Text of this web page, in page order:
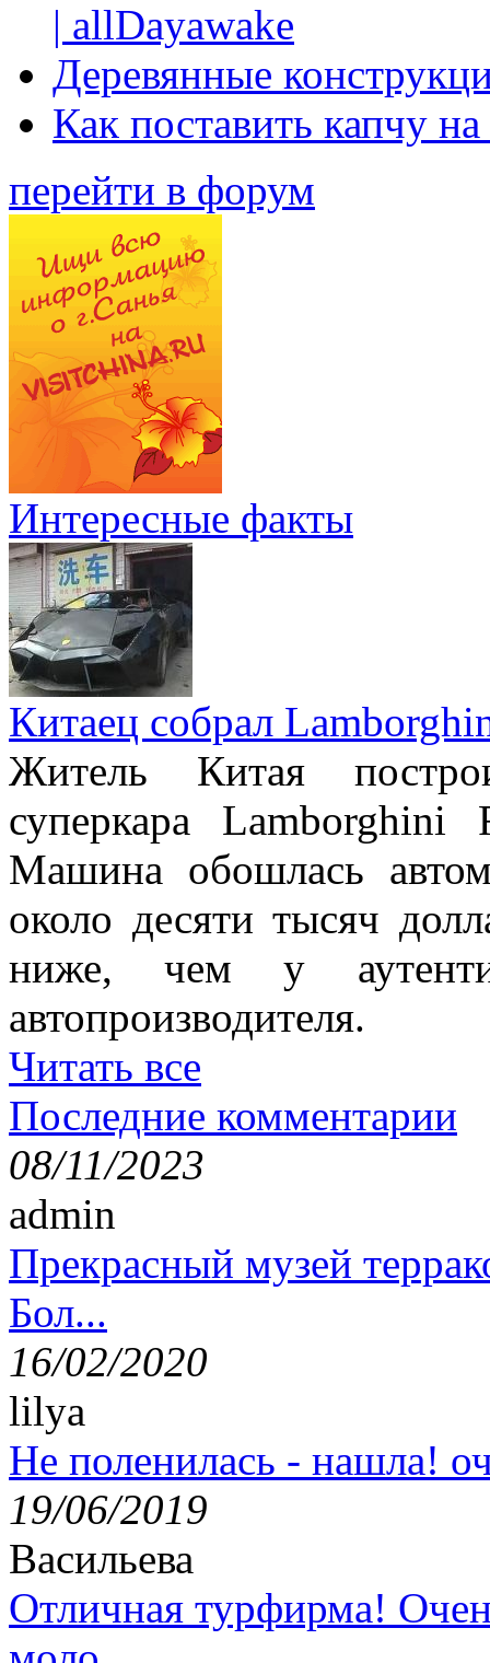
| allDayawake
Деревянные
Как поставить капчу
перейти в форум
Интересные факты
Китаец собрал
Житель Китая
суперкара Lamborghini
Машина обошлась
около десяти тысяч
ниже, чем у
автопроизводителя.
Читать все
Последние комментарии
08/11/2023
admin
Прекрасный музей
Бол...
16/02/2020
lilya
Не поленилась - нашла!
19/06/2019
Васильева
Отличная турфирма!